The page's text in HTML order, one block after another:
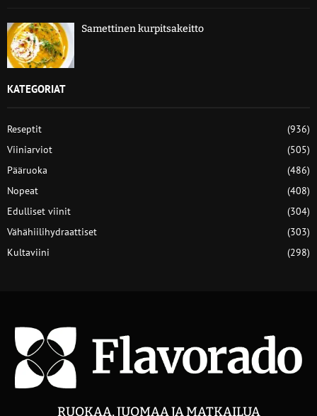
Samettinen kurpitsakeitto
KATEGORIAT
Reseptit
(936)
Viiniarviot
(505)
Pääruoka
(486)
Nopeat
(408)
Edulliset viinit
(304)
Vähähiilihydraattiset
(303)
Kultaviini
(298)
RUOKAA, JUOMAA JA MATKAILUA